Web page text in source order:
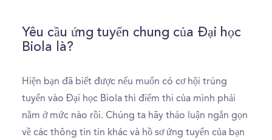
Yêu cầu ứng tuyển chung của Đại học
Biola là?
Hiện bạn đã biết được nếu muốn có cơ hội trúng
tuyển vào Đại học Biola thì điểm thi của mình phải
nằm ở mức nào rồi. Chúng ta hãy thảo luận ngắn gọn
về các thông tin tin khác và hồ sơ ứng tuyển của bạn